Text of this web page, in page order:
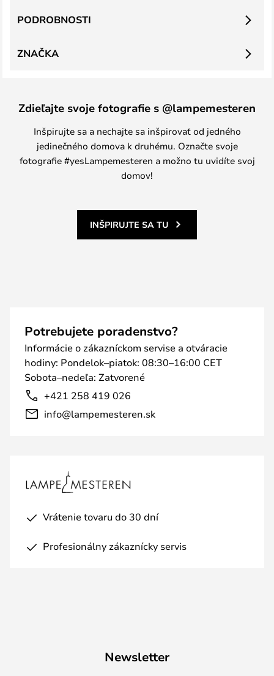
PODROBNOSTI
ZNAČKA
Zdieľajte svoje fotografie s @lampemesteren
Inšpirujte sa a nechajte sa inšpirovať od jedného
jedinečného domova k druhému. Označte svoje
fotografie #yesLampemesteren a možno tu uvidíte svoj
domov!
INŠPIRUJTE SA TU
Potrebujete poradenstvo?
Informácie o zákazníckom servise a otváracie
hodiny: Pondelok–piatok: 08:30–16:00 CET
Sobota–nedeľa: Zatvorené
+421 258 419 026
info@lampemesteren.sk
Vrátenie tovaru do 30 dní
Profesionálny zákaznícky servis
Newsletter